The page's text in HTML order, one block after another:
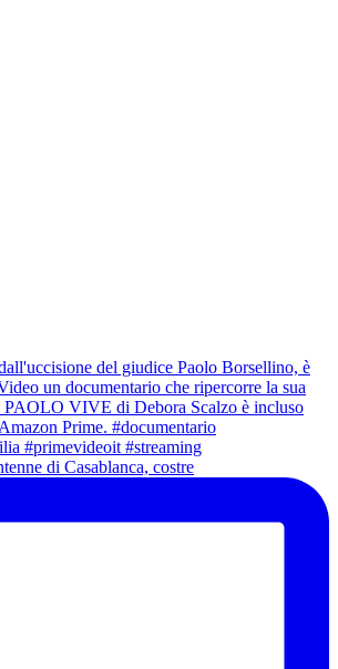
di Casablanca, costre